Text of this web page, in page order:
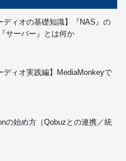
ディオの基礎知識】『NAS』の
ーバー』とは何か
ディオ実践編】MediaMonkeyで
の始め方（Qobuzとの連携／統